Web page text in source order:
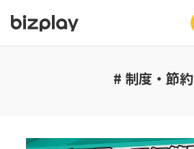
# 制度・節約